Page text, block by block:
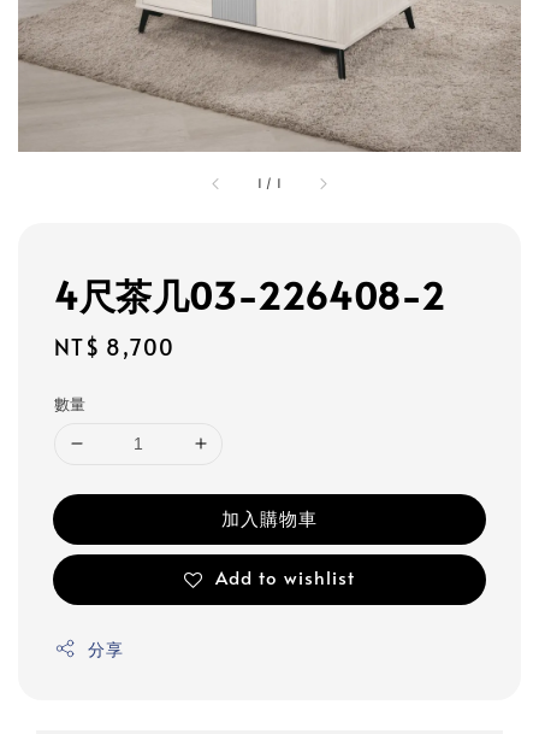
1 / 1
4尺茶几03-226408-2
Regular
NT$ 8,700
數量
加入購物車
Add to wishlist
分享